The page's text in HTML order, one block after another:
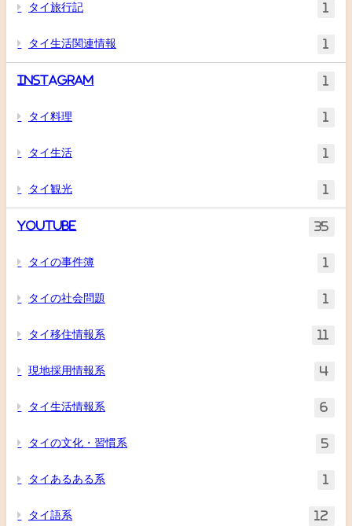
タイ旅行記
タイ生活関連情報
Instagram
タイ料理
タイ生活
タイ観光
YouTube 35
タイの事件簿
タイの社会問題
タイ移住情報系
現地採用情報系 4
タイ生活情報系 6
タイの文化・習慣系 5
タイあるある系
タイ語系 12